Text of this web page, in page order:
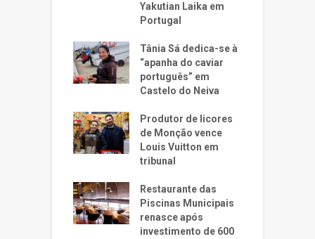
Yakutian Laika em
Portugal
Tânia Sá dedica-se à
“apanha do caviar
português” em
Castelo do Neiva
Produtor de licores
de Monção vence
Louis Vuitton em
tribunal
Restaurante das
Piscinas Municipais
renasce após
investimento de 600